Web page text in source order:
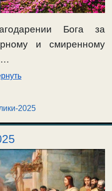
Бога за
и смиренному
…
2025